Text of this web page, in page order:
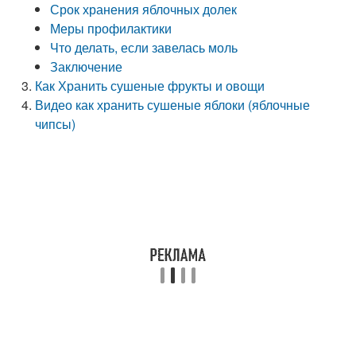
Срок хранения яблочных долек
Меры профилактики
Что делать, если завелась моль
Заключение
Как Хранить сушеные фрукты и овощи
Видео как хранить сушеные яблоки (яблочные
чипсы)